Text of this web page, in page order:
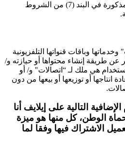
وفقا لرسوم الإنهاء المبكر المذكورة في البند (7) من الشروط
وباقات قنواتها التلفزيونية
عن طريقة إنشاء محتواها أو حيازته و/
هي ملك لـ “اتصالات" و/ أو
انتاجها أو توزيعها أو بيعها من دون
التالية على إيلايف أنا
الوطن، كل منها هو ميزة
الاشتراك فيها وفقا لما